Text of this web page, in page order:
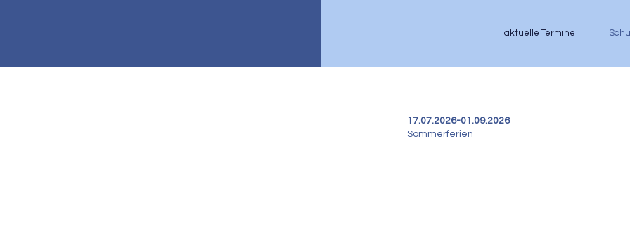
aktuelle Termine
17.07.2026-01.09.2026
Sommerferien